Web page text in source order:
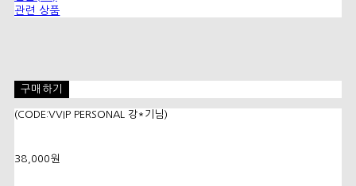
관련 상품
구매하기
(CODE:VVIP PERSONAL 강*기님)
38,000원